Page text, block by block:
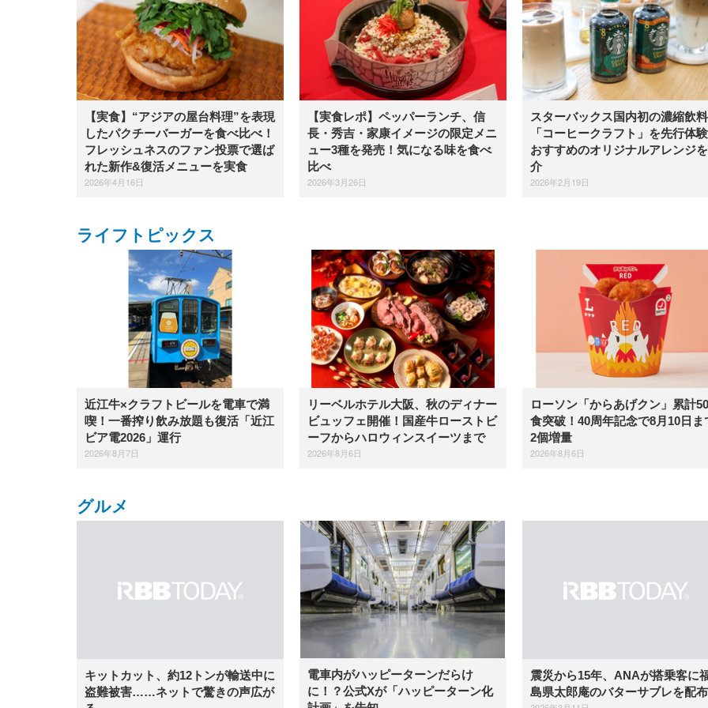
【実食】“アジアの屋台料理”を表現
したパクチーバーガーを食べ比べ！
フレッシュネスのファン投票で選ば
れた新作&復活メニューを実食
2026年4月16日
【実食レポ】ペッパーランチ、信
長・秀吉・家康イメージの限定メニ
ュー3種を発売！気になる味を食べ
比べ
2026年3月26日
スターバックス国内初の濃縮飲料
「コーヒークラフト」を先行体
おすすめのオリジナルアレンジ
介
2026年2月19日
ライフトピックス
近江牛×クラフトビールを電車で満
喫！一番搾り飲み放題も復活「近江
ビア電2026」運行
2026年8月7日
リーベルホテル大阪、秋のディナー
ビュッフェ開催！国産牛ローストビ
ーフからハロウィンスイーツまで
2026年8月6日
ローソン「からあげクン」累計
食突破！40周年記念で8月10日ま
2個増量
2026年8月6日
グルメ
キットカット、約12トンが輸送中に
盗難被害……ネットで驚きの声広が
電車内がハッピーターンだらけ
に！？公式Xが「ハッピーターン化
震災から15年、ANAが搭乗客に
島県太郎庵のバターサブレを配布